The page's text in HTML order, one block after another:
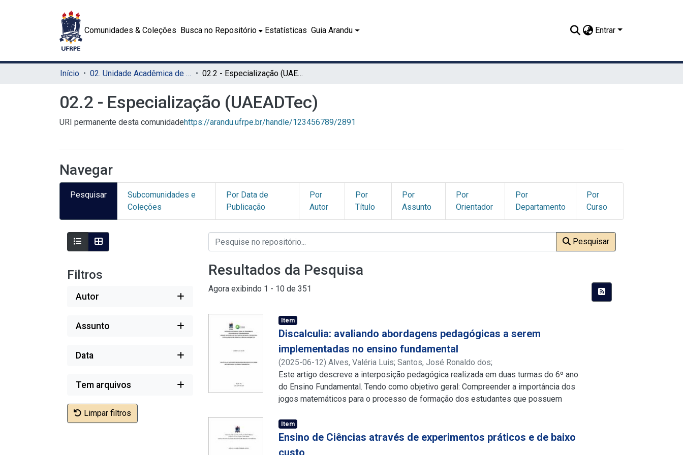
Comunidades & Coleções Busca no Repositório Estatísticas Guia Arandu Entrar
Início 02. Unidade Acadêmica de Educação a Distância e Tecnologia (UAEADTec) 02.2 - Especialização (UAEADTec)
02.2 - Especialização (UAEADTec)
URI permanente desta comunidadehttps://arandu.ufrpe.br/handle/123456789/2891
Navegar
Pesquisar
Subcomunidades e
Coleções
Por Data de
Publicação
Por
Autor
Por
Título
Por
Assunto
Por
Orientador
Por
Departamento
Por
Curso
Filtros
Autor
Assunto
Data
Tem arquivos
Limpar filtros
Pesquisar
Resultados da Pesquisa
Agora exibindo 1 - 10 de 351
Item
Discalculia: avaliando abordagens pedagógicas a serem
implementadas no ensino fundamental
(2025-06-12)Alves, Valéria Luis;Santos, José Ronaldo dos;
http://lattes.cnpq.br/5755735791946999;http://lattes.cnpq.br/4715168633245441
Este artigo descreve a interposição pedagógica realizada em duas turmas do 6º ano
do Ensino Fundamental. Tendo como objetivo geral: Compreender a importância dos
jogos matemáticos para o processo de formação dos estudantes que possuem
jogos matemáticos na intenção de encontrar aqueles que fossem aptos a contribuir
para o ensino e aprendizagem, como a aplicação de jogos selecionados nas aulas
de matemática visando o engajamento, criatividade, interação e inovação no
Item
Ensino de Ciências através de experimentos práticos e de baixo
custo